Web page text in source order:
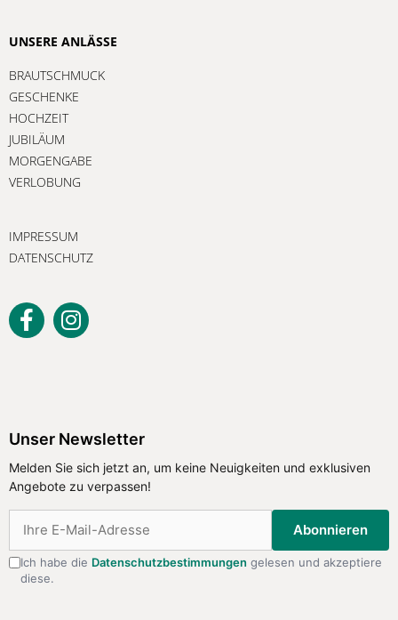
UNSERE ANLÄSSE
BRAUTSCHMUCK
GESCHENKE
HOCHZEIT
JUBILÄUM
MORGENGABE
VERLOBUNG
IMPRESSUM
DATENSCHUTZ
Unser Newsletter
Melden Sie sich jetzt an, um keine Neuigkeiten und exklusiven
Angebote zu verpassen!
Abonnieren
Ich habe die Datenschutzbestimmungen gelesen und akzeptiere
diese.
zu verpassen!
Abonnieren